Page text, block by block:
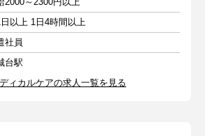
以上 1日4時間以上
社員
台駅
ィカルケアの求人一覧を見る